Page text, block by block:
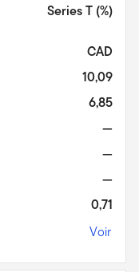
Series T (%)
CAD
10,09
6,85
—
—
—
0,71
Voir